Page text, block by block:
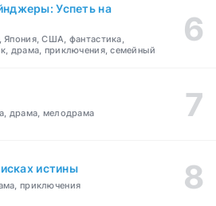
Успеть на
Япония, США, фантастика,
драма, приключения, семейный
драма, мелодрама
истины
приключения